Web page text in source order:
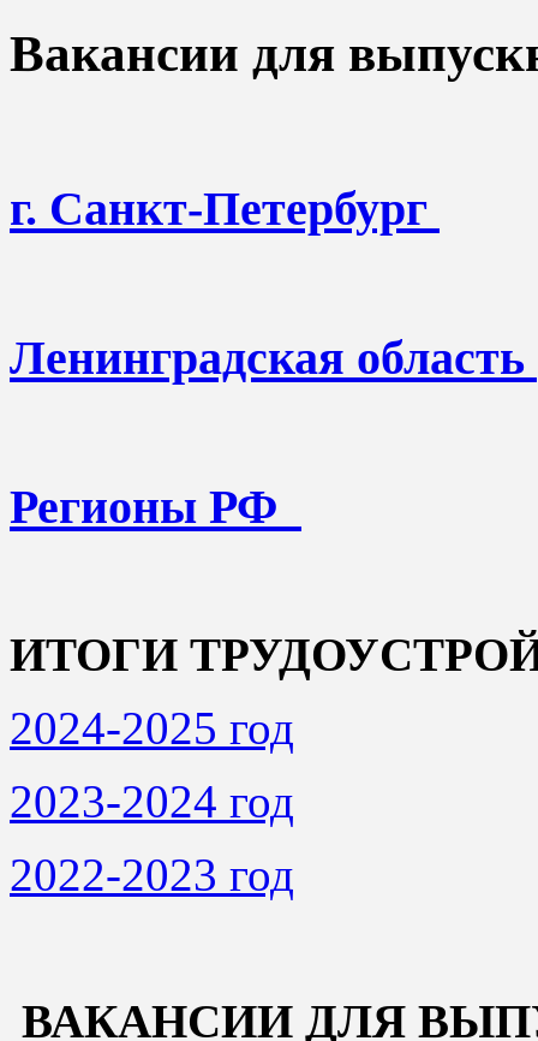
Вакансии для
г. Санкт-Петербург
Ленинградская область
Регионы РФ
ИТОГИ
2024-2025 год
2023-2024 год
2022-2023 год
ВАКАНСИИ ДЛЯ